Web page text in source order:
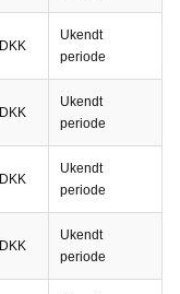
DKK
Ukendt
periode
DKK
Ukendt
periode
DKK
Ukendt
periode
DKK
Ukendt
periode